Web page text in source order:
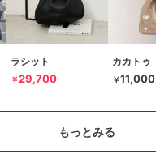
ラシット
￥29,700
カカトゥ
￥11,000
もっとみる